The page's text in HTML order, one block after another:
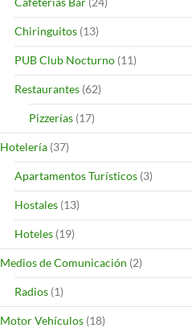
Chiringuitos (13)
PUB Club Nocturno (11)
Restaurantes (62)
Pizzerías (17)
Hotelería (37)
Apartamentos Turísticos (3)
Hostales (13)
Hoteles (19)
Medios de Comunicación (2)
Radios (1)
Motor Vehículos (18)